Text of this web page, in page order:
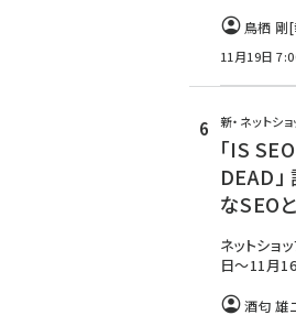
鳥栖 剛[
11月19日
新・ネットシ
「IS
DEAD
なSEO
ネットショ
日～11月
酒匂 雄